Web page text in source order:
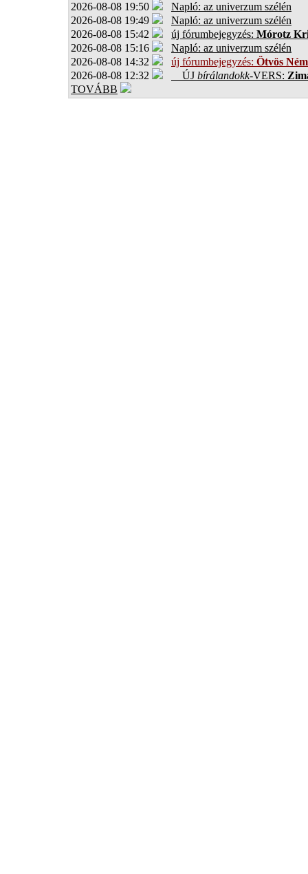
2026-08-08 19:50
Napló: az univerzum szélén
2026-08-08 19:49
Napló: az univerzum szélén
2026-08-08 15:42
új fórumbejegyzés: Mórotz
2026-08-08 15:16
Napló: az univerzum szélén
2026-08-08 14:32
új fórumbejegyzés: Ötvös
2026-08-08 12:32
ÚJ bírálandokk-VERS:
TOVÁBB